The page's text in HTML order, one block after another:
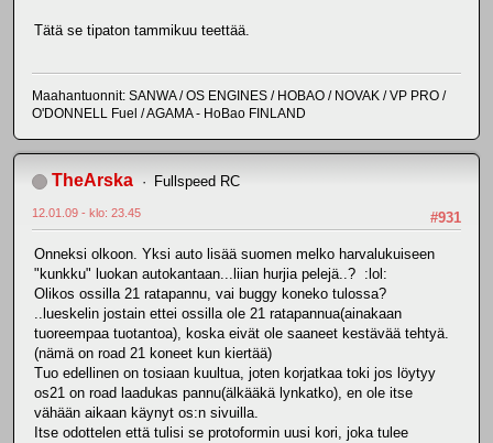
Tätä se tipaton tammikuu teettää.
Maahantuonnit: SANWA / OS ENGINES / HOBAO / NOVAK / VP PRO /
O'DONNELL Fuel / AGAMA - HoBao FINLAND
TheArska Fullspeed RC
#931
12.01.09 - klo: 23.45
Onneksi olkoon. Yksi auto lisää suomen melko harvalukuiseen
"kunkku" luokan autokantaan...liian hurjia pelejä..? :lol:
Olikos ossilla 21 ratapannu, vai buggy koneko tulossa?
..lueskelin jostain ettei ossilla ole 21 ratapannua(ainakaan
tuoreempaa tuotantoa), koska eivät ole saaneet kestävää tehtyä.
(nämä on road 21 koneet kun kiertää)
Tuo edellinen on tosiaan kuultua, joten korjatkaa toki jos löytyy
os21 on road laadukas pannu(älkääkä lynkatko), en ole itse
vähään aikaan käynyt os:n sivuilla.
Itse odottelen että tulisi se protoformin uusi kori, joka tulee